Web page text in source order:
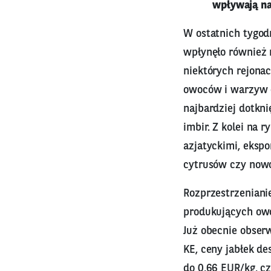
wpływają
W ostatnich
wpłynęło
niektórych
owoców i warzyw
najbardziej
imbir. Z kolei na
azjatyckimi,
cytrusów czy
produkujących
Już obecnie
KE, ceny jabłek
do 0,66 EUR/kg,